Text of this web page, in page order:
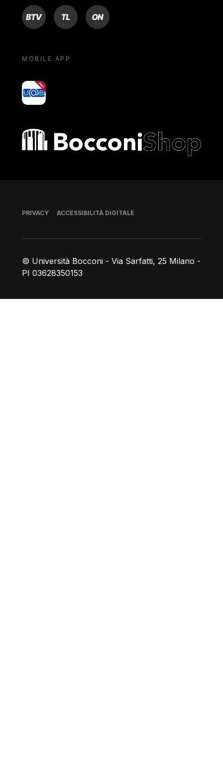
BTV TL ON
MOBILE APP
yoU@B
Bocconi shop
© Università Bocconi - Via Sarfatti, 25 Milano -
PI 03628350153
Piè di pagina
PRIVACY ACCESSIBILITÀ DIGITALE